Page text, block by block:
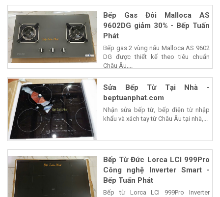
Bếp Gas Đôi Malloca AS
9602DG giảm 30% - Bếp Tuấn
Phát
Bếp gas 2 vùng nấu Malloca AS 9602
DG được thiết kế theo tiêu chuẩn
Châu Âu,...
Sửa Bếp Từ Tại Nhà -
beptuanphat.com
Nhận sửa bếp từ, bếp điện từ nhập
khẩu và xách tay từ Châu Âu tại nhà,...
Bếp Từ Đức Lorca LCI 999Pro
Công nghệ Inverter Smart -
Bếp Tuấn Phát
Bếp từ Lorca LCI 999Pro Inverter